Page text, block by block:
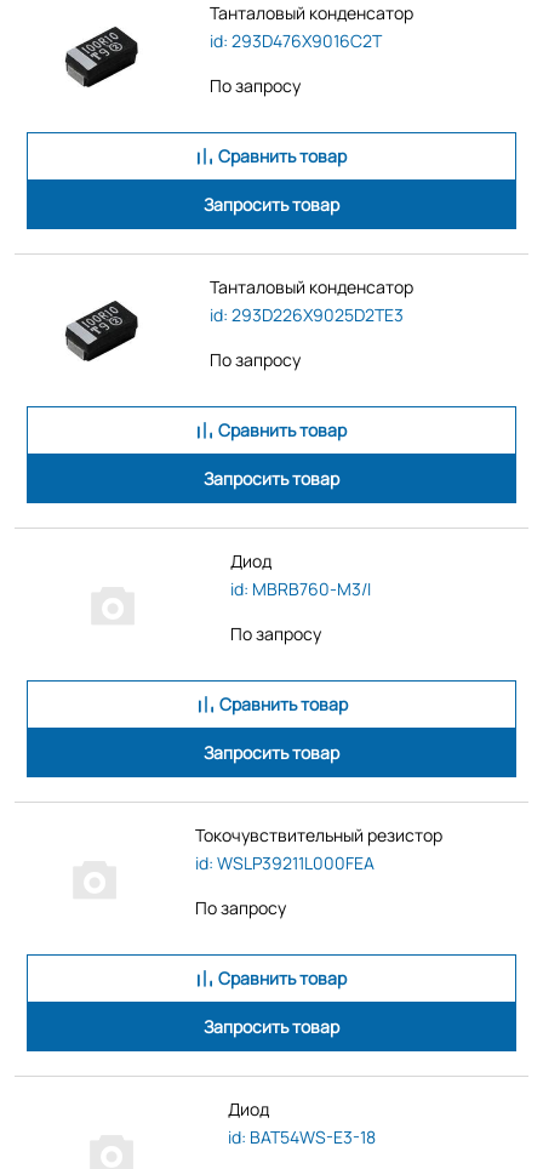
Танталовый конденсатор
id: 293D476X9016C2T
По запросу
Сравнить товар
Запросить товар
Танталовый конденсатор
id: 293D226X9025D2TE3
По запросу
Сравнить товар
Запросить товар
Диод
id: MBRB760-M3/I
По запросу
Сравнить товар
Запросить товар
Токочувствительный резистор
id: WSLP39211L000FEA
По запросу
Сравнить товар
Запросить товар
Диод
id: BAT54WS-E3-18